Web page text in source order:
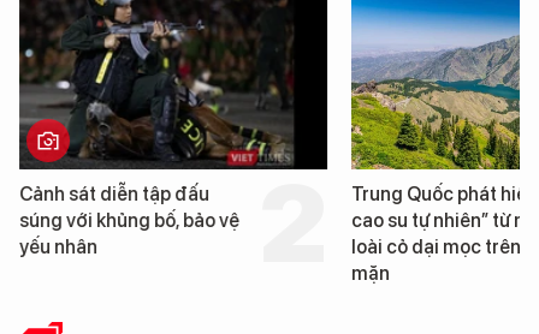
Trung Quốc phát hiện “mỏ
cao su tự nhiên” từ một
loài cỏ dại mọc trên đất
Loạt dự án bất động
Đà Nẵng sắp bị kiểm